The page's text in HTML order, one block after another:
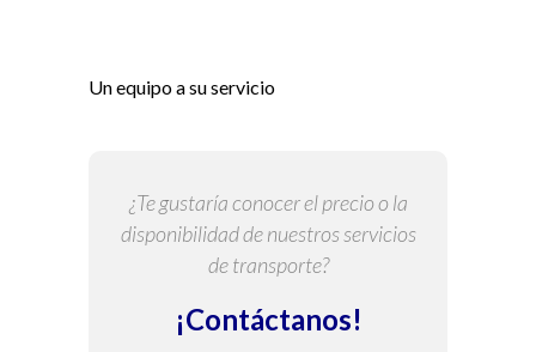
Un equipo a su servicio
¿Te gustaría conocer el precio o la
disponibilidad de nuestros servicios
de transporte?
¡Contáctanos!